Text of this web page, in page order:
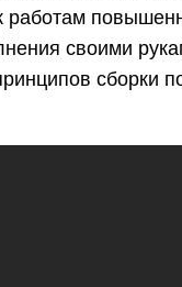
работам
своими
сборки